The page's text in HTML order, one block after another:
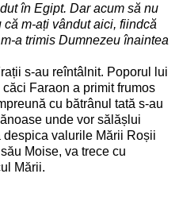
în Egipt. Dar acum să nu
m-ați vândut aici, fiindcă
a trimis Dumnezeu înaintea
s-au reîntâlnit. Poporul lui
Faraon a primit frumos
cu bătrânul tată s-au
unde vor sălășlui
valurile Mării Roșii
Moise, va trece cu
Mării.